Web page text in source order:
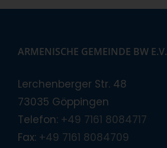
ARMENISCHE GEMEINDE BW E.V.
Lerchenberger Str. 48
73035 Göppingen
Telefon: +49 7161 8084717
Fax: +49 7161 8084709